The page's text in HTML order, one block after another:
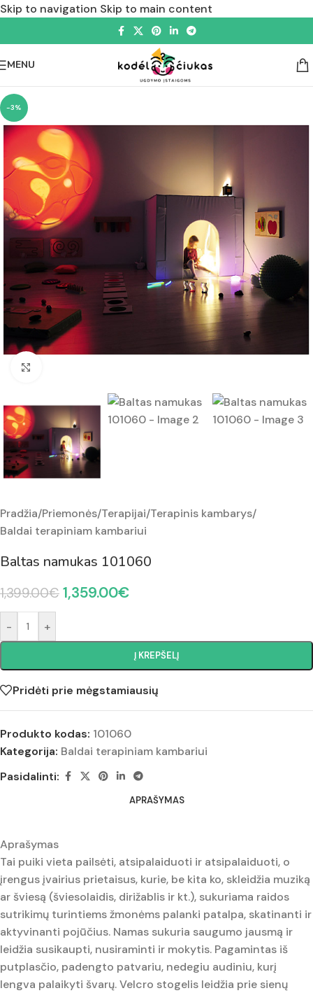
Skip to navigation Skip to main content
MENU
-3%
Pradžia/Priemonės/Terapijai/Terapinis kambarys/
Baldai terapiniam kambariui
Baltas namukas 101060
1,399.00€ 1,359.00€
- +
Į KREPŠELĮ
Pridėti prie mėgstamiausių
Produkto kodas: 101060
Kategorija: Baldai terapiniam kambariui
Pasidalinti:
APRAŠYMAS
Aprašymas
Tai puiki vieta pailsėti, atsipalaiduoti ir atsipalaiduoti, o
įrengus įvairius prietaisus, kurie, be kita ko, skleidžia muziką
ar šviesą (šviesolaidis, dirižablis ir kt.), sukuriama raidos
sutrikimų turintiems žmonėms palanki patalpa, skatinanti ir
aktyvinanti pojūčius. Namas sukuria saugumo jausmą ir
leidžia susikaupti, nusiraminti ir mokytis. Pagamintas iš
putplasčio, padengto patvariu, nedegiu audiniu, kurį
lengva palaikyti švarų. Velcro stogelis leidžia prie sienų